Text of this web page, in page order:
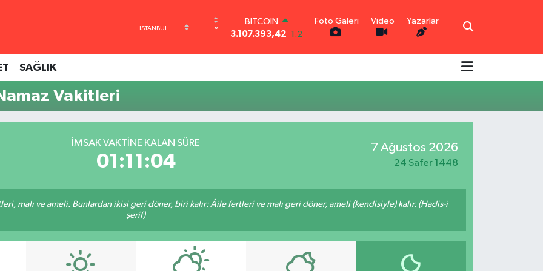
°
BITCOIN
3.107.393,42 1.2
64,4046 0.35
GRAM ALTIN
Foto Galeri Video Yazarlar
SAĞLIK
Vakitleri
İMSAK VAKTINE KALAN SÜRE
01:11:04
7 Ağustos 2026
24 Safer 1448
malı ve ameli. Bunlardan ikisi geri döner, biri kalır: Âile fertleri ve malı geri döner, ameli (kendisiyle) kalır. (Hadis-i
şerif)